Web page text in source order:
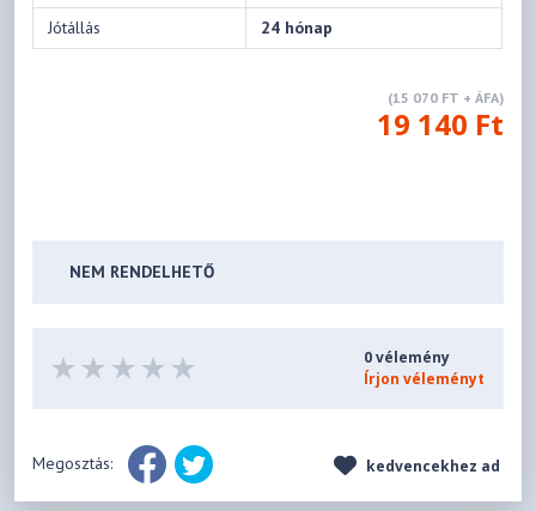
Jótállás
24 hónap
(15 070 FT + ÁFA)
19 140 Ft
NEM RENDELHETŐ
0 vélemény
Írjon véleményt
Megosztás: kedvencekhez ad